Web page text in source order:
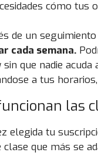
cómo tus
de un
cada semana.
sin que nadie
a tus
las
elegida tu
clase que más se